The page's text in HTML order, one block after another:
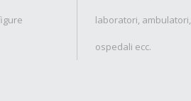
laboratori, ambulatori,
ospedali ecc.